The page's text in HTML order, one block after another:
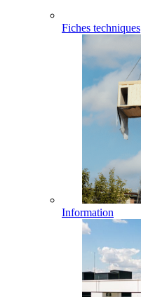
Fiches techniques
Information